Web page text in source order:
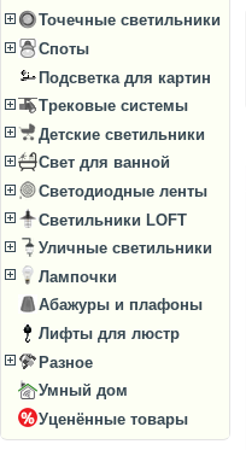
Точечные светильники
Споты
Подсветка для картин
Трековые системы
Детские светильники
Свет для ванной
Светодиодные ленты
Светильники LOFT
Уличные светильники
Лампочки
Абажуры и плафоны
Лифты для люстр
Разное
Умный дом
Уценённые товары